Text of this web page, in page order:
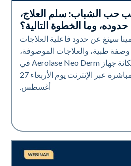
حب الشباب: سلم العلاج،
حدوده، وما الخطوة التالية؟
سينغ عن حدود فاعلية العلاجات
وصفة طبية، والعلاجات الموصوفة،
والإيزوتريتينوين، ومكانة جهاز Aerolase Neo Derm في
هذا المسار. ندوة مباشرة عبر الإنترنت يوم الأربعاء 27
أغسطس.